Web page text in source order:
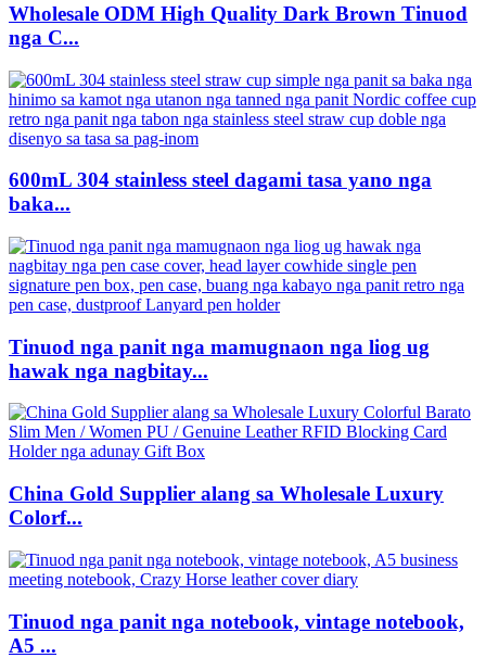
Wholesale ODM High Quality Dark Brown Tinuod
nga C...
600mL 304 stainless steel dagami tasa yano nga
baka...
Tinuod nga panit nga mamugnaon nga liog ug
hawak nga nagbitay...
China Gold Supplier alang sa Wholesale Luxury
Colorf...
Tinuod nga panit nga notebook, vintage notebook,
A5 ...